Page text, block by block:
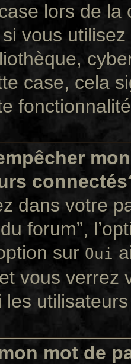
lors de la
vous
case, cela
dans votre
forum”,
sur Oui
vous verrez
les
mot de